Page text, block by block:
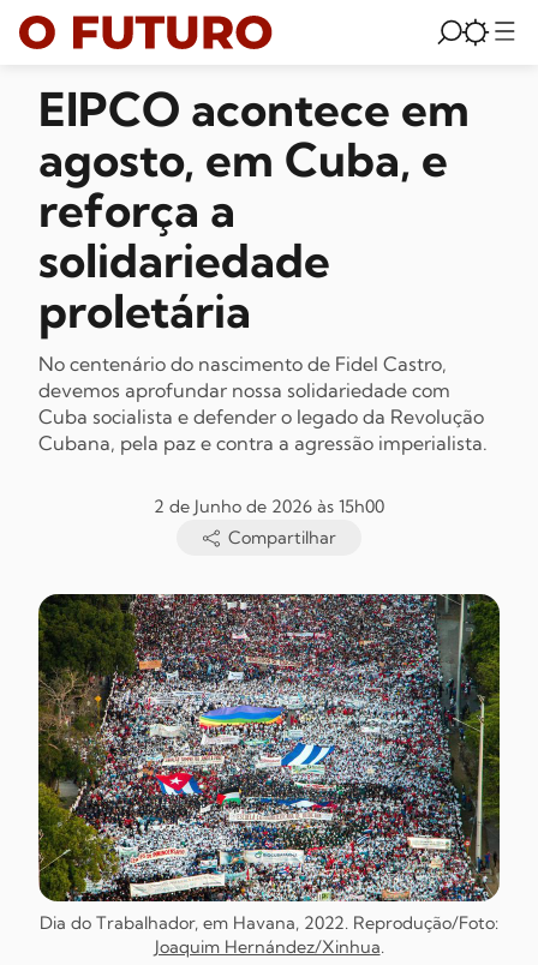
EIPCO acontece em
agosto, em Cuba, e
reforça a
solidariedade
proletária
No centenário do nascimento de Fidel Castro,
devemos aprofundar nossa solidariedade com
Cuba socialista e defender o legado da Revolução
Cubana, pela paz e contra a agressão imperialista.
2 de Junho de 2026 às 15h00
Compartilhar
Dia do Trabalhador, em Havana, 2022. Reprodução/Foto:
Joaquim Hernández/Xinhua.